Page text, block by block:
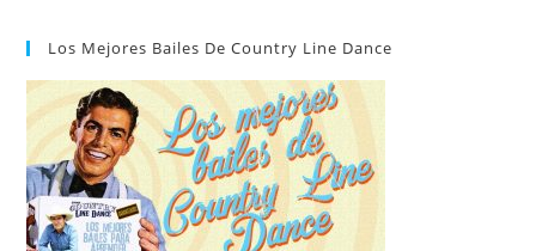
Los Mejores Bailes De Country Line Dance